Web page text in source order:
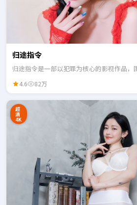
归途指令
归途指令是一部以犯罪为核心的影视作品，
4.6 82万
超
清
4K